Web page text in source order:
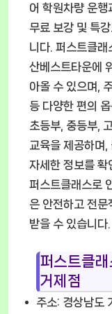
어 학원차량 운행
무료 보강 및 특
니다. 퍼스트클래
산베스트타운에
아올 수 있으며,
등 다양한 편의
초등부, 중등부,
교육을 제공하며,
자세한 정보를 확
퍼스트클래스로
은 안전하고 전문
받을 수 있습니다.
퍼스트클래
거제점
주소: 경상남도